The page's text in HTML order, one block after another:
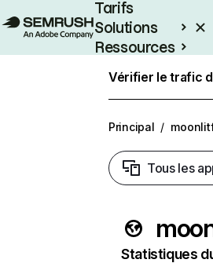
Tarifs
Solutions
Ressources
Vérifier le trafic
Principal /
Tous les
Statistiques